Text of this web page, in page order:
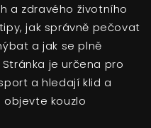
a zdravého životního
jak správně pečovat
a jak se plně
je určena pro
a hledají klid a
objevte kouzlo